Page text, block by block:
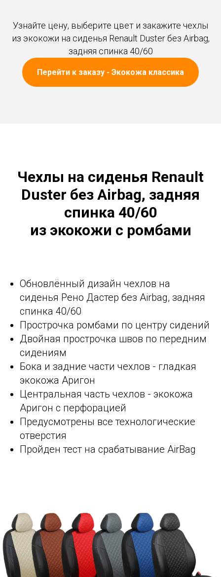
Узнайте цену, выберите цвет и закажите чехлы
из экокожи на сиденья Renault Duster без Airbag,
задняя спинка 40/60
Перейти к заказу - Экокожа классика
Чехлы на сиденья Renault
Duster без Airbag, задняя
спинка 40/60
из экокожи с ромбами
Обновлённый дизайн чехлов на
сиденья Рено Дастер без Airbag, задняя
спинка 40/60
Прострочка ромбами по центру сидений
Двойная прострочка швов по передним
сидениям
Бока и задние части чехлов - гладкая
экокожа Аригон
Центральная часть чехлов - экокожа
Аригон с перфорацией
Предусмотрены все технологические
отверстия
Пройден тест на срабатывание AirBag